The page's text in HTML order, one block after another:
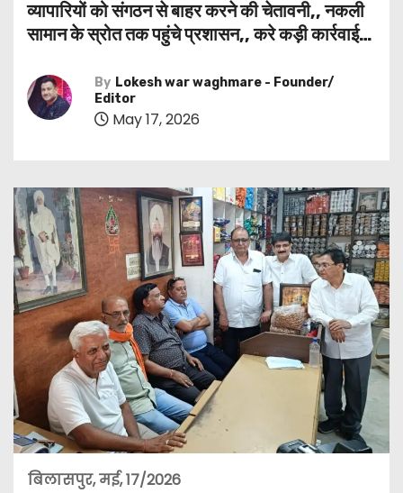
व्यापारियों को संगठन से बाहर करने की चेतावनी,, नकली
सामान के स्रोत तक पहुंचे प्रशासन,, करे कड़ी कार्रवाई…
By Lokesh war waghmare - Founder/
Editor
May 17, 2026
बिलासपुर, मई, 17/2026